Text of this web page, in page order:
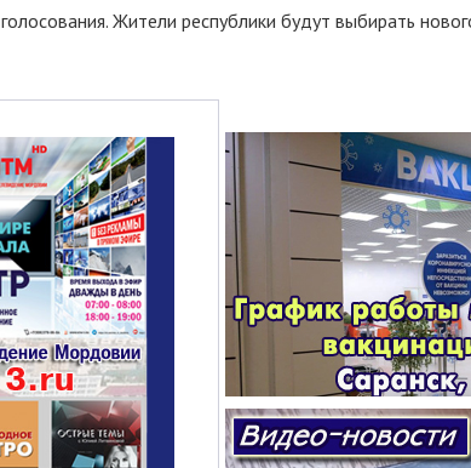
голосования. Жители республики будут выбирать